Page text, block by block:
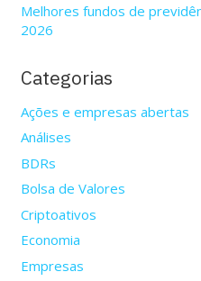
Melhores fundos de
2026
Categorias
Ações e empresas abertas
Análises
BDRs
Bolsa de Valores
Criptoativos
Economia
Empresas